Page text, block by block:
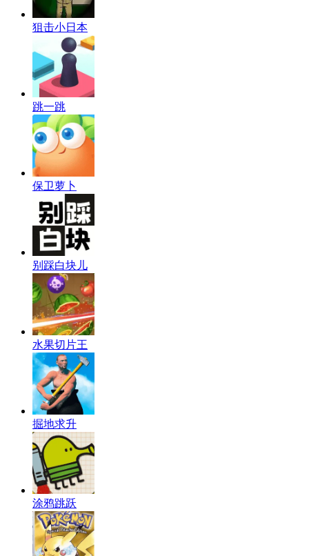
狙击小日本
跳一跳
保卫萝卜
别踩白块儿
水果切片王
掘地求升
涂鸦跳跃